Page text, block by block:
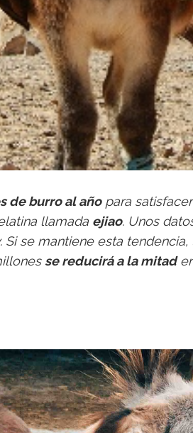
deburroal añopara
llamada ejiao. Unos
se mantiene esta tendencia,
se reducirá a la mitad